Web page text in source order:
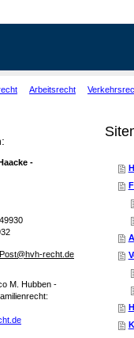
Arbeitsrecht
-
Post@hvh-recht.de
M. Hubben -